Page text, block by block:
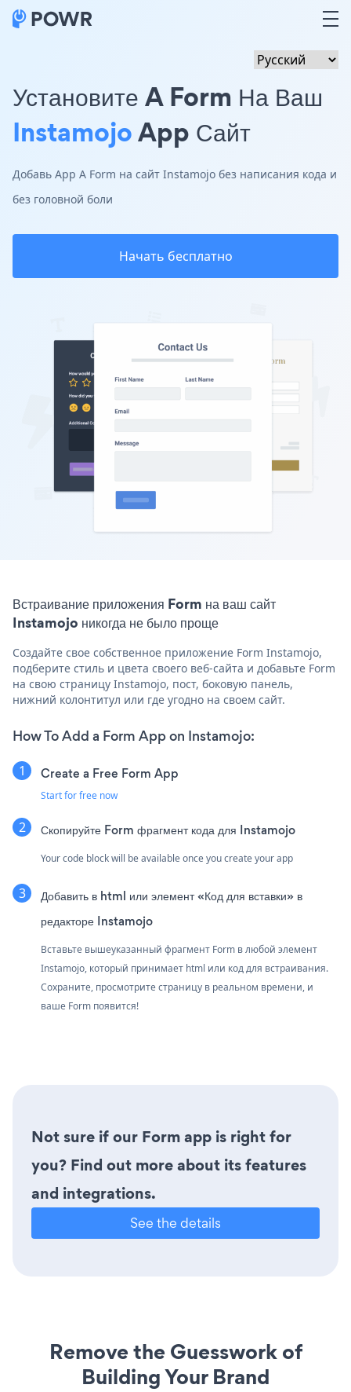
Установите A Form На Ваш
InstamojoApp Сайт
Добавь App A Form на сайт Instamojo без написания кода и
без головной боли
Начать бесплатно
Встраивание приложения Form на ваш сайт
Instamojo никогда не было проще
Создайте свое собственное приложение Form Instamojo,
подберите стиль и цвета своего веб-сайта и добавьте Form
на свою страницу Instamojo, пост, боковую панель,
нижний колонтитул или где угодно на своем сайт.
How To Add a Form App on Instamojo:
Create a Free Form App
Start for free now
Скопируйте Form фрагмент кода для Instamojo
Your code block will be available once you create your app
Добавить в html или элемент «Код для вставки» в
редакторе Instamojo
Вставьте вышеуказанный фрагмент Form в любой элемент
Instamojo, который принимает html или код для встраивания.
Сохраните, просмотрите страницу в реальном времени, и
ваше Form появится!
Not sure if our Form app is right for
you? Find out more about its features
and integrations.
See the details
Remove the Guesswork of
Building Your Brand